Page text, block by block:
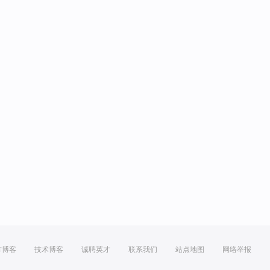
博客 技术博客 诚聘英才 联系我们 站点地图 网络举报